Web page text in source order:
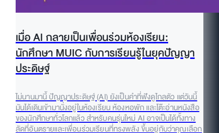
เมื่อ AI กลายเป็นเพื่อนร่วมห้องเรียน:
นักศึกษา MUIC กับการเรียนรู้ในยุคปัญญา
ประดิษฐ์
ไม่นานมานี้ ปัญญาประดิษฐ์ (AI) ยังเป็นคำที่ฟังดูไกลตัว แต่วันนี้
มันได้เดินเข้ามานั่งอยู่ในห้องเรียน ห้องหอพัก และโต๊ะอ่านหนังสือ
ของนักศึกษาทั่วโลกแล้ว สำหรับคนรุ่นใหม่ AI อาจเป็นได้ทั้งทาง
ลัดที่อันตรายและเพื่อนร่วมเรียนที่ทรงพลัง ขึ้นอยู่กับว่าคุณเลือก